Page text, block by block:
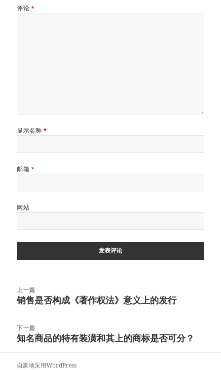
评论 *
显示名称 *
邮箱 *
网站
上一篇
上
文
章：
销售是否构成《著作权法》意义上的发行
下一篇
下
文
知名商品的特有装潢和其上的商标是否可分？
自豪地采用WordPress